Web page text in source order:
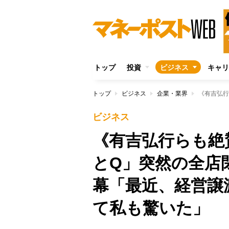
トップ 投資 ビジネス キャ
トップ ビジネス 企業・業界
ビジネス
《有吉弘行らも
とQ」突然の全店
幕「最近、経営
て私も驚いた」